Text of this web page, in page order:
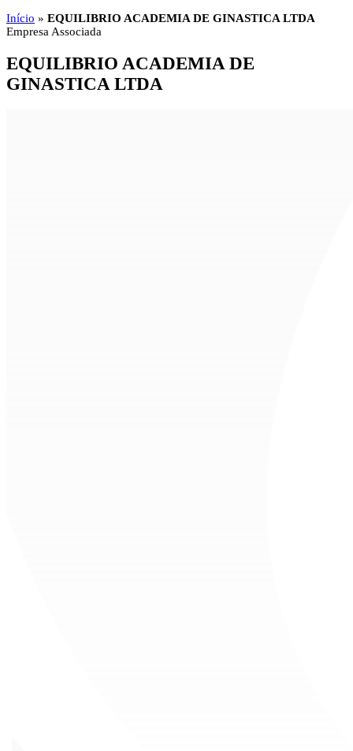
Início » EQUILIBRIO ACADEMIA DE GINASTICA LTDA
Empresa Associada
EQUILIBRIO ACADEMIA DE
GINASTICA LTDA